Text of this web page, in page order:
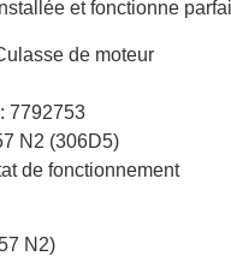
et fonctionne
de moteur
7792753
N2 (306D5)
de fonctionnement
N2)